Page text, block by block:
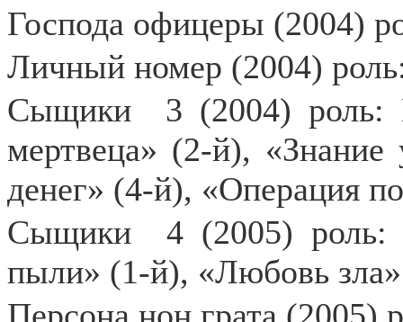
Господа офицеры (2004)
Личный номер (2004)
Сыщики
3 (2004) роль:
мертвеца» (2-й),
денег» (4-й), «Операция
Сыщики
4 (2005)
пыли» (1-й), «Любовь